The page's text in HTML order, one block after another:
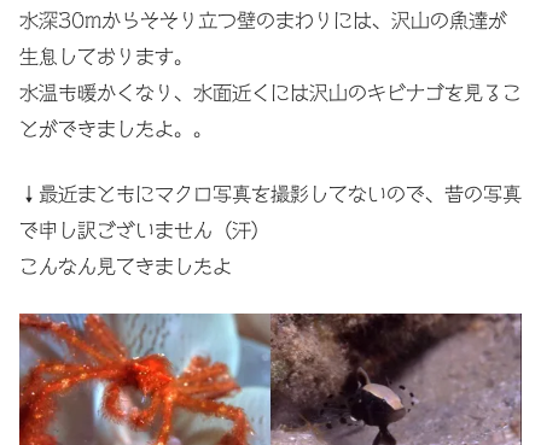
水深30mからそそり立つ壁のまわりには、沢山の魚達が
生息しております。
水温も暖かくなり、水面近くには沢山のキビナゴを見るこ
とができましたよ。。
↓最近まともにマクロ写真を撮影してないので、昔の写真
で申し訳ございません（汗）
こんなん見てきましたよ